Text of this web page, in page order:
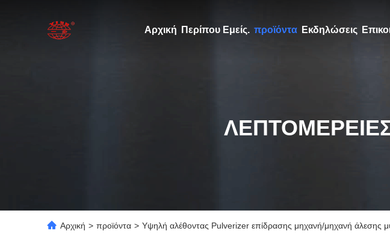
Αρχική Περίπου Εμείς. προϊόντα Εκδηλώσεις
Αρχική > προϊόντα > Υψηλή αλέθοντας Pulverizer επίδρασης μηχανή/μηχανή άλεσης